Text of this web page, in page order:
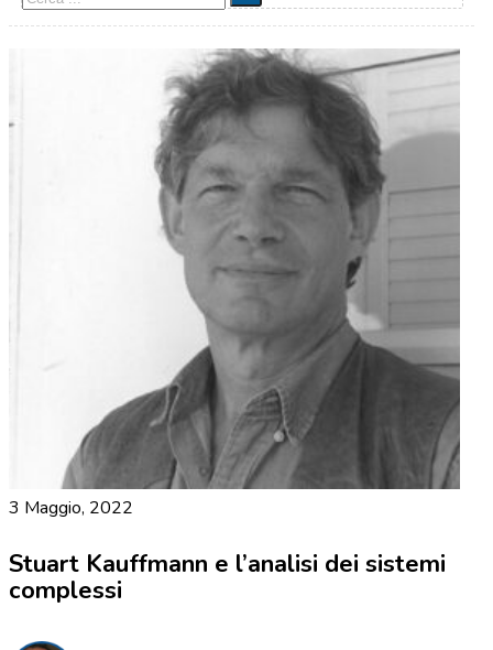
3 Maggio, 2022
Stuart Kauffmann e l’analisi dei sistemi
complessi